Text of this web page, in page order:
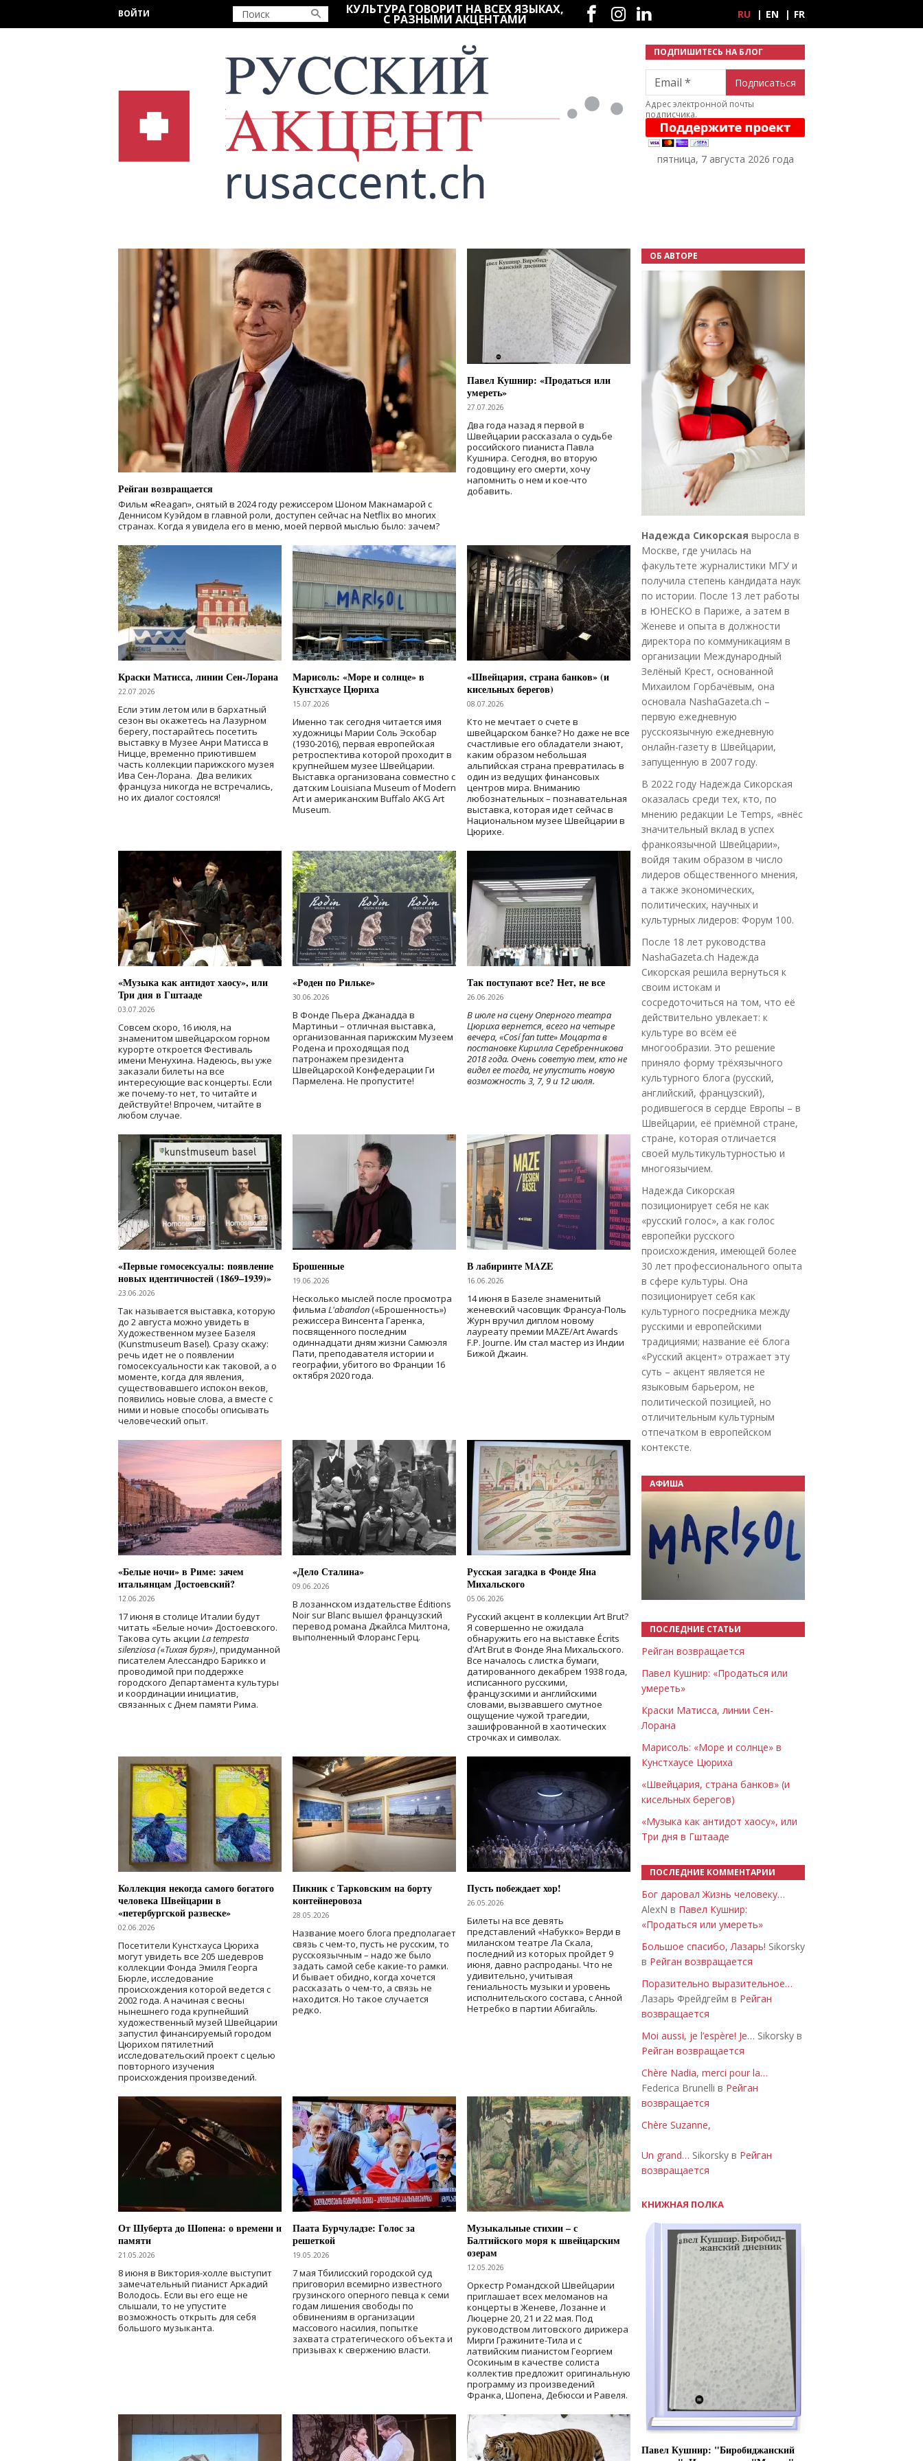
ВОЙТИ КУЛЬТУРА ГОВОРИТ НА ВСЕХ ЯЗЫКАХ,
С РАЗНЫМИ АКЦЕНТАМИ
Социальные сети
RU EN FR
ПОДПИШИТЕСЬ НА БЛОГ
Email
Адрес электронной почты
подписчика.
пятница, 7 августа 2026 года
Рейган возвращается
Фильм «Reagan», снятый в 2024 годурежиссером Шоном Макнамарой с
Деннисом Куэйдом в главной роли, доступен сейчас на Netflix во многих
странах. Когда я увидела его в меню, моей первой мыслью было: зачем?
Павел Кушнир: «Продаться или
умереть»
27.07.2026
Два года назад я первой в
Швейцарии рассказала о судьбе
российского пианиста Павла
Кушнира. Сегодня, во вторую
годовщину его смерти, хочу
напомнить о нем и кое-что
добавить.
Краски Матисса, линии Сен-Лорана
22.07.2026
Если этим летом или в бархатный
сезон вы окажетесь на Лазурном
берегу, постарайтесь посетить
выставку в Музее Анри Матисса в
Ницце, временно приютившем
часть коллекции парижского музея
Ива Сен-Лорана. Два великих
француза никогда не встречались,
но их диалог состоялся!
Марисоль: «Море и солнце» в
Кунстхаусе Цюриха
15.07.2026
Именно так сегодня читается имя
художницы Марии Соль Эскобар
(1930-2016), первая европейская
ретроспектива которой проходит в
крупнейшем музее Швейцарии.
Выставка организована совместно с
датским Louisiana Museum of Modern
Art и американским Buffalo AKG Art
Museum.
«Швейцария, страна банков» (и
кисельных берегов)
08.07.2026
Кто не мечтает о счете в
швейцарском банке? Но даже не все
счастливые его обладатели знают,
каким образом небольшая
альпийская страна превратилась в
один из ведущих финансовых
центров мира. Вниманию
любознательных – познавательная
выставка, которая идет сейчас в
Национальном музее Швейцарии в
Цюрихе.
«Музыка как антидот хаосу», или
Три дня в Гштааде
03.07.2026
Совсем скоро, 16 июля, на
знаменитом швейцарском горном
курорте откроется Фестиваль
имени Менухина. Надеюсь, вы уже
заказали билеты на все
интересующие вас концерты. Если
же почему-то нет, то читайте и
действуйте! Впрочем, читайте в
любом случае.
«Роден по Рильке»
30.06.2026
В Фонде Пьера Джанадда в
Мартиньи – отличная выставка,
организованная парижским Музеем
Родена и проходящая под
патронажем президента
Швейцарской Конфедерации Ги
Пармелена. Не пропустите!
Так поступают все? Нет, не все
26.06.2026
В июле на сцену Оперного театра
Цюриха вернется, всего на четыре
вечера, «Cosí fan tutte» Моцарта в
постановке Кирилла Серебренникова
2018 года. Очень советую тем, кто не
видел ее тогда, не упустить новую
возможность 3, 7, 9 и 12 июля.
«Первые гомосексуалы: появление
новых идентичностей (1869–1939)»
23.06.2026
Так называется выставка, которую
до 2 августа можно увидеть в
Художественном музее Базеля
(Kunstmuseum Basel). Сразу скажу:
речь идет не о появлении
гомосексуальности как таковой, а о
моменте, когда для явления,
существовавшего испокон веков,
появились новые слова, а вместе с
ними и новые способы описывать
человеческий опыт.
Брошенные
19.06.2026
Несколько мыслей после просмотра
фильма L'abandon(«Брошенность»)
режиссера Винсента Гаренка,
посвященного последним
одиннадцати дням жизни Самюэля
Пати, преподавателя истории и
географии, убитого во Франции 16
октября 2020 года.
В лабиринте MAZE
16.06.2026
14 июня в Базеле знаменитый
женевский часовщик Франсуа-Поль
Журн вручил диплом новому
лауреату премии MAZE/Art Awards
F.P. Journe. Им стал мастер из Индии
Бижой Джаин.
«Белые ночи» в Риме: зачем
итальянцам Достоевский?
12.06.2026
17 июня в столице Италии будут
читать «Белые ночи» Достоевского.
Такова суть акции La tempesta
silenziosa («Тихая буря»), придуманной
писателем Алессандро Барикко и
проводимой при поддержке
городского Департамента культуры
и координации инициатив,
связанных с Днем памяти Рима.
«Дело Сталина»
09.06.2026
В лозаннском издательстве Éditions
Noir sur Blanc вышел французский
перевод романа Джайлса Милтона,
выполненный Флоранс Герц.
Русская загадка в Фонде Яна
Михальского
05.06.2026
Русский акцент в коллекции Art Brut?
Я совершенно не ожидала
обнаружить его на выставке Écrits
d’Art Brut в Фонде Яна Михальского.
Все началось с листка бумаги,
датированного декабрем 1938 года,
исписанного русскими,
французскими и английскими
словами, вызвавшего смутное
ощущение чужой трагедии,
зашифрованной в хаотических
строчках и символах.
Коллекция некогда самого богатого
человека Швейцарии в
«петербургской развеске»
02.06.2026
Посетители Кунстхауса Цюриха
могут увидеть все 205 шедевров
коллекции Фонда Эмиля Георга
Бюрле, исследование
происхождения которой ведется с
2002 года. А начиная с весны
нынешнего года крупнейший
художественный музей Швейцарии
запустил финансируемый городом
Цюрихом пятилетний
исследовательский проект с целью
повторного изучения
происхождения произведений.
Пикник с Тарковским на борту
контейнеровоза
28.05.2026
Название моего блога предполагает
связь с чем-то, пусть не русским, то
русскоязычным – надо же было
задать самой себе какие-то рамки.
И бывает обидно, когда хочется
рассказать о чем-то, а связь не
находится. Но такое случается
редко.
Пусть побеждает хор!
26.05.2026
Билеты на все девять
представлений «Набукко» Верди в
миланском театре Ла Скала,
последний из которых пройдет 9
июня, давно распроданы. Что не
удивительно, учитывая
гениальность музыки и уровень
исполнительского состава, с Анной
Нетребко в партии Абигайль.
От Шуберта до Шопена: о времени и
памяти
21.05.2026
8 июня в Виктория-холле выступит
замечательный пианист Аркадий
Володось. Если вы его еще не
слышали, то не упустите
возможность открыть для себя
большого музыканта.
Паата Бурчуладзе: Голос за
решеткой
19.05.2026
7 мая Тбилисский городской суд
приговорил всемирно известного
грузинского оперного певца к семи
годам лишения свободы по
обвинениям в организации
массового насилия, попытке
захвата стратегического объекта и
призывах к свержению власти.
Музыкальные стихии – с
Балтийского моря к швейцарским
озерам
12.05.2026
Оркестр Романдской Швейцарии
приглашает всех меломанов на
концерты в Женеве, Лозанне и
Люцерне 20, 21 и 22 мая. Под
руководством литовского дирижера
Мирги Гражините-Тила и с
латвийским пианистом Георгием
Осокиным в качестве солиста
коллектив предложит оригинальную
программу из произведений
Франка, Шопена, Дебюсси и Равеля.
ОБ АВТОРЕ
Надежда Сикорская выросла в
Москве, где училась на
факультете журналистики МГУ и
получила степень кандидата наук
по истории. После 13 лет работы
в ЮНЕСКО в Париже, а затем в
Женеве и опыта в должности
директора по коммуникациям в
организации Международный
Зелёный Крест, основанной
Михаилом Горбачёвым, она
основала NashaGazeta.ch –
первую ежедневную
русскоязычную ежедневную
онлайн-газету в Швейцарии,
запущенную в 2007 году.
В 2022 году Надежда Сикорская
оказалась среди тех, кто, по
мнению редакции Le Temps, «внёс
значительный вклад в успех
франкоязычной Швейцарии»,
войдя таким образом в число
лидеров общественного мнения,
а также экономических,
политических, научных и
культурных лидеров: Форум 100.
После 18 лет руководства
NashaGazeta.ch Надежда
Сикорская решила вернуться к
своим истокам и
сосредоточиться на том, что её
действительно увлекает: к
культуре во всём её
многообразии. Это решение
приняло форму трёхязычного
культурного блога (русский,
английский, французский),
родившегося в сердце Европы – в
Швейцарии, её приёмной стране,
стране, которая отличается
своей мультикультурностью и
многоязычием.
Надежда Сикорская
позиционирует себя не как
«русский голос», а как голос
европейки русского
происхождения, имеющей более
30 лет профессионального опыта
в сфере культуры. Она
позиционирует себя как
культурного посредника между
русскими и европейскими
традициями; название её блога
«Русский акцент» отражает эту
суть – акцент является не
языковым барьером, не
политической позицией, но
отличительным культурным
отпечатком в европейском
контексте.
АФИША
ПОСЛЕДНИЕ СТАТЬИ
Рейган возвращается
Павел Кушнир: «Продаться или
умереть»
Краски Матисса, линии Сен-
Лорана
Марисоль: «Море и солнце» в
Кунстхаусе Цюриха
«Швейцария, страна банков» (и
кисельных берегов)
«Музыка как антидот хаосу», или
Три дня в Гштааде
ПОСЛЕДНИЕ КОММЕНТАРИИ
Бог даровал Жизнь человеку…
AlexN в Павел Кушнир:
«Продаться или умереть»
Большое спасибо, Лазарь! Sikorsky
в Рейган возвращается
Поразительно выразительное…
Лазарь Фрейдгейм в Рейган
возвращается
Moi aussi, je l’espère! Je… Sikorsky в
Рейган возвращается
Chère Nadia, merci pour la…
Federica Brunelli в Рейган
возвращается
Chère Suzanne,
Un grand… Sikorsky в Рейган
возвращается
КНИЖНАЯ ПОЛКА
Павел Кушнир: "Биробиджанский